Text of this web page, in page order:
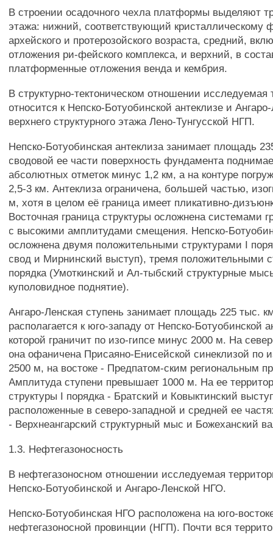
В строении осадочного чехла платформы выделяют
этажа: нижний, соответствующий кристаллическому
архейского и протерозойского возраста, средний,
отложения ри-фейского комплекса, и верхний, в
платформенные отложения венда и кембрия.
В структурно-тектоническом отношении исследуемая
относится к Непско-Ботуобинской антеклизе и
верхнего структурного этажа Лено-Тунгусской НГП.
Непско-Ботуобинская антеклиза занимает площадь
сводовой ее части поверхность фундамента
абсолютных отметок минус 1,2 км, а на контуре
2,5-3 км. Антеклиза ограничена, большей частью,
м, хотя в целом её граница имеет пликативно-
Восточная граница структуры осложнена системами
с высокими амплитудами смещения. Непско-
осложнена двумя положительными структурами I
свод и Мирнинский выступ), тремя положительными
порядка (Умоткинский и Ал-тыбский структурные
куполовидное поднятие).
Ангаро-Ленская ступень занимает площадь 225 тыс.
располагается к юго-западу от Непско-Ботуобинской
которой граничит по изо-гипсе минус 2000 м. На
она офаничена Присаяно-Енисейской синеклизой по
2500 м, на востоке - Предпатом-ским региональным
Амплитуда ступени превышает 1000 м. На ее
структуры I порядка - Братский и Ковыктинский
расположенные в северо-западной и средней ее
- Верхнеангарский структурный мыс и Божеханский
1.3. Нефтегазоносность
В нефтегазоносном отношении исследуемая
Непско-Ботуобинской и Ангаро-Ленской НГО.
Непско-Ботуобинская НГО расположена на юго-
нефтегазоносной провинции (НГП). Почти вся